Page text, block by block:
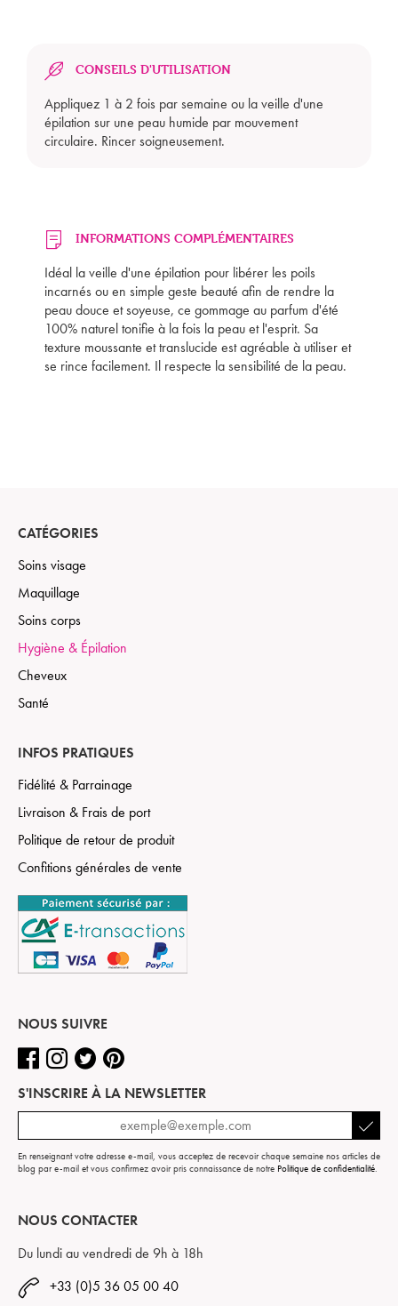
CONSEILS D'UTILISATION
Appliquez 1 à 2 fois par semaine ou la veille d'une
épilation sur une peau humide par mouvement
circulaire. Rincer soigneusement.
INFORMATIONS COMPLÉMENTAIRES
Idéal la veille d'une épilation pour libérer les poils
incarnés ou en simple geste beauté afin de rendre la
peau douce et soyeuse, ce gommage au parfum d'été
100% naturel tonifie à la fois la peau et l'esprit. Sa
texture moussante et translucide est agréable à utiliser et
se rince facilement. Il respecte la sensibilité de la peau.
CATÉGORIES
Soins visage
Maquillage
Soins corps
Hygiène & Épilation
Cheveux
Santé
INFOS PRATIQUES
Fidélité & Parrainage
Livraison & Frais de port
Politique de retour de produit
Confitions générales de vente
NOUS SUIVRE
S'INSCRIRE À LA NEWSLETTER
En renseignant votre adresse e-mail, vous acceptez de recevoir chaque semaine nos articles de
blog par e-mail et vous confirmez avoir pris connaissance de notre Politique de confidentialité.
NOUS CONTACTER
Du lundi au vendredi de 9h à 18h
+33 (0)5 36 05 00 40